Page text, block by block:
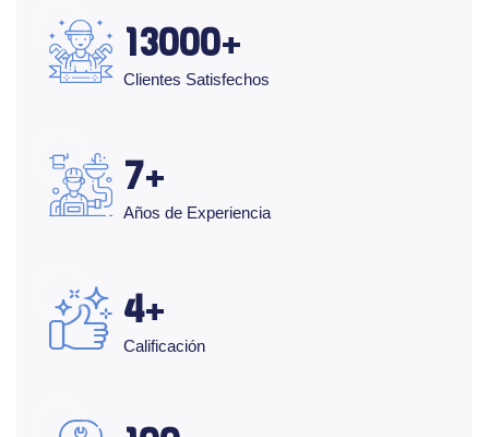
13000
Clientes Satisfechos
7
Años de Experiencia
4
Calificación